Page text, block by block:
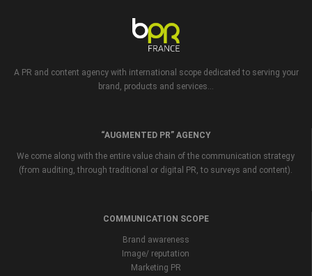
A PR and content agency with international scope dedicated to serving your
brand, products and services...
“AUGMENTED PR” AGENCY
We come along with the entire value chain of the communication strategy
(from auditing, through traditional or digital PR, to surveys and content).
COMMUNICATION SCOPE
Brand awareness
Image/ reputation
Marketing PR